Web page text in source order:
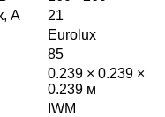
А
21
Eurolux
85
0.239 × 0.239 ×
0.239 м
IWM